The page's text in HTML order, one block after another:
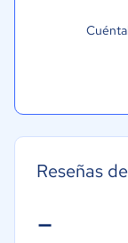
Reseñas
-